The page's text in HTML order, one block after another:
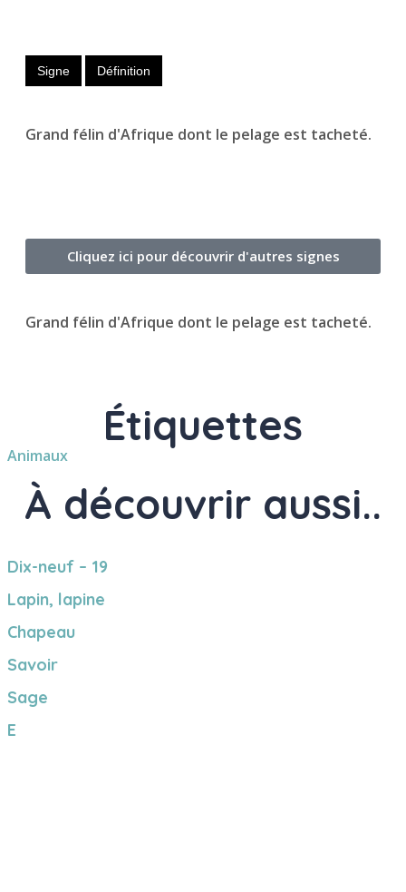
Signe Définition
Grand félin d'Afrique dont le pelage est tacheté.
Cliquez ici pour découvrir d'autres signes
Grand félin d'Afrique dont le pelage est tacheté.
Étiquettes
Animaux
À découvrir aussi..
Dix-neuf – 19
Lapin, lapine
Chapeau
Savoir
Sage
E